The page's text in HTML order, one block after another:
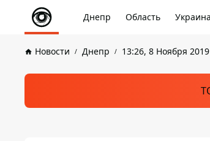
Днепр Область Украина
Новости Днепр 13:26, 8 Ноября 2019